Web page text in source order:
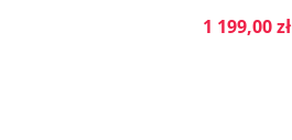
1 199,00 zł